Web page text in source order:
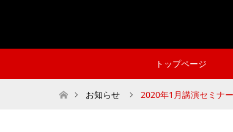
トップページ
ホームお知らせ 2020年1月講演セミナ